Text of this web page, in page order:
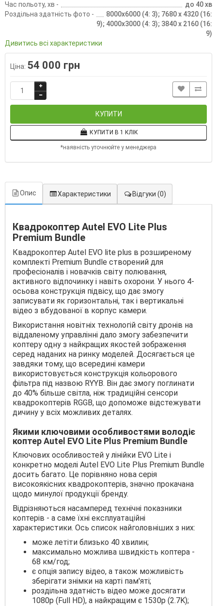
Час польоту, хв -
до 40 хв
Роздільна здатність фото -
8000x6000 (4: 3); 7680 x 4320 (16:
9); 4000x3000 (4: 3); 3840 x 2160 (16:
9)
Дивитись всі характеристики
Ціна: 54 000 грн
КУПИТИ
КУПИТИ В 1 КЛІК
*наявність уточнюйте у менеджера
Опис Характеристики Відгуки (0)
Квадрокоптер Autel EVO Lite Plus
Premium Bundle
Квадрокоптер Autel EVO lite plus в розширеному
комплекті Premium Bundle створений для
професіоналів і новачків світу полювання,
активного відпочинку і навіть охорони. У нього 4-
осьова конструкція підвісу, що дає змогу
записувати як горизонтальні, так і вертикальні
відео з вбудованої в корпус камери.
Використання новітніх технологій світу дронів на
віддаленому управлінні дало змогу забезпечити
коптеру одну з найкращих якостей зображення
серед наданих на ринку моделей. Досягається це
завдяки тому, що всередині камери
використовується конструкція кольорового
фільтра під назвою RYYB. Він дає змогу поглинати
до 40% більше світла, ніж традиційні сенсори
квадрокоптерів RGGB, що допоможе відстежувати
дичину у всіх можливих деталях.
Якими ключовими особливостями володіє
коптер Autel EVO Lite Plus Premium Bundle
Ключових особливостей у лінійки EVO Lite і
конкретно моделі Autel EVO Lite Plus Premium Bundle
досить багато. Це порівняно нова серія
високоякісних квадрокоптерів, значно прокачана
щодо минулої продукції бренду.
Відрізняються насамперед технічні показники
коптерів - а саме їхні експлуатаційні
характеристики. Ось список найголовніших з них:
може летіти близько 40 хвилин;
максимально можлива швидкість коптера -
68 км/год;
є опція запису відео, а також можливість
зберігати знімки на карті пам'яті;
роздільна здатність відео може досягати
1080р (Full HD), а найкращим є 1530p (2.7K);